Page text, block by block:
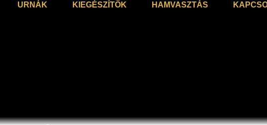
URNÁK KIEGÉSZÍTŐK HAMVASZTÁS